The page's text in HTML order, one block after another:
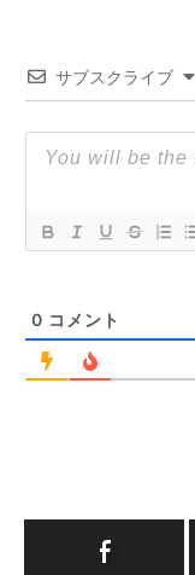
サブスクライブ
0 コメント